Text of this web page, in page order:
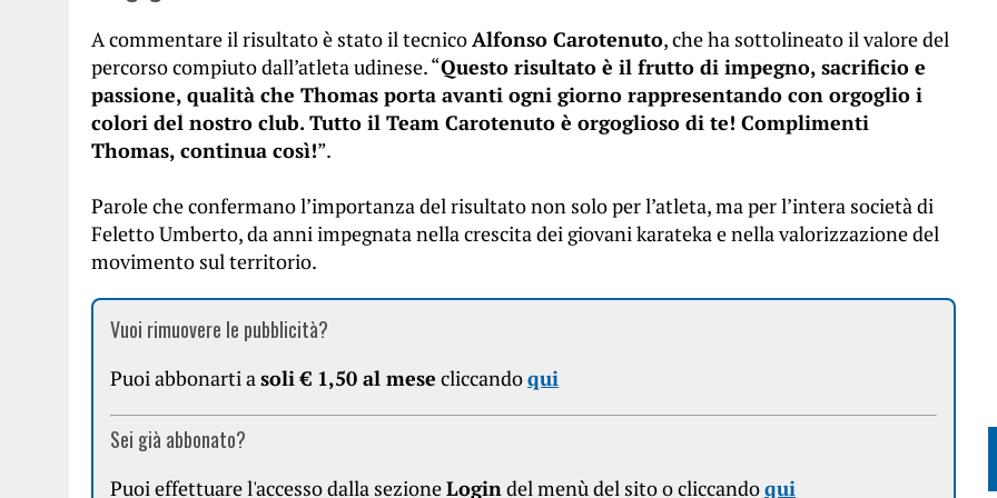
A commentare il risultato è stato il tecnicoAlfonso Carotenuto, che ha sottolineato il valore del
percorso compiuto dall’atleta udinese. “Questo risultato è il frutto di impegno, sacrificio e
passione, qualità che Thomas porta avanti ogni giorno rappresentando con orgoglio i
colori del nostro club. Tutto il Team Carotenuto è orgoglioso di te! Complimenti
Thomas, continua così!”.
Parole che confermano l’importanza del risultato non solo per l’atleta, ma per l’intera società di
Feletto Umberto, da anni impegnata nella crescita dei giovani karateka e nella valorizzazione del
movimento sul territorio.
Vuoi rimuovere le pubblicità?
Puoi abbonarti asoli € 1,50 al mese cliccandoqui
Sei già abbonato?
Puoi effettuare l'accesso dalla sezioneLogindel menù del sito o cliccandoqui